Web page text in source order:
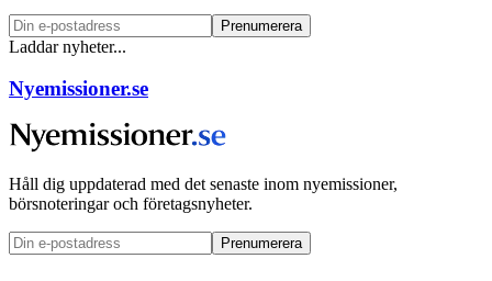
Prenumerera
Laddar nyheter...
Nyemissioner.se
Håll dig uppdaterad med det senaste inom nyemissioner,
börsnoteringar och företagsnyheter.
Prenumerera